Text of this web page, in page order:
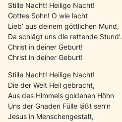
Stille Nacht! Heilige Nacht!
Gottes Sohn! O wie lacht
Lieb’ aus deinem göttlichen Mund,
Da schlägt uns die rettende Stund’.
Christ in deiner Geburt!
Christ in deiner Geburt!
Stille Nacht! Heilige Nacht!
Die der Welt Heil gebracht,
Aus des Himmels goldenen Höhn
Uns der Gnaden Fülle läßt seh’n
Jesus in Menschengestalt,